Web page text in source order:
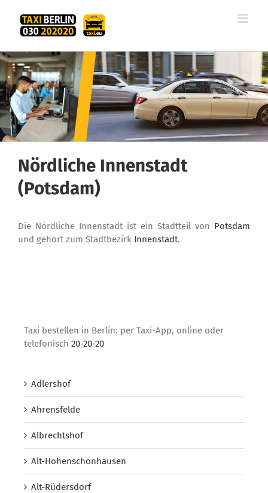
Inhalt
springen
Nördliche Innenstadt
(Potsdam)
Die Nördliche Innenstadt ist ein Stadtteil von Potsdam
und gehört zum Stadtbezirk Innenstadt.
Taxi bestellen in Berlin: per Taxi-App, online oder
telefonisch 20-20-20
Adlershof
Ahrensfelde
Albrechtshof
Alt-Hohenschönhausen
Alt-Rüdersdorf